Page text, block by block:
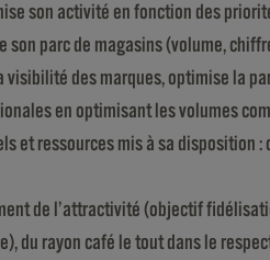
son activité en fonction des
parc de magasins (volume,
des marques, optimise la
en optimisant les volumes
et ressources mis à sa disposition
de l’attractivité (objectif
du rayon café le tout dans le